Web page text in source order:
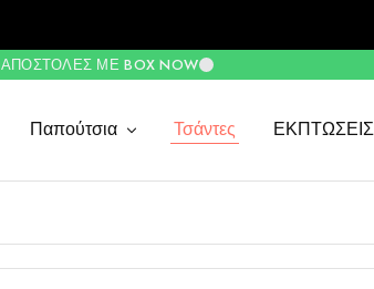
ΑΠΟΣΤΟΛΈΣ ΜΕ BOX NOW
Παπούτσια Τσάντες ΕΚΠΤΩΣΕΙΣ